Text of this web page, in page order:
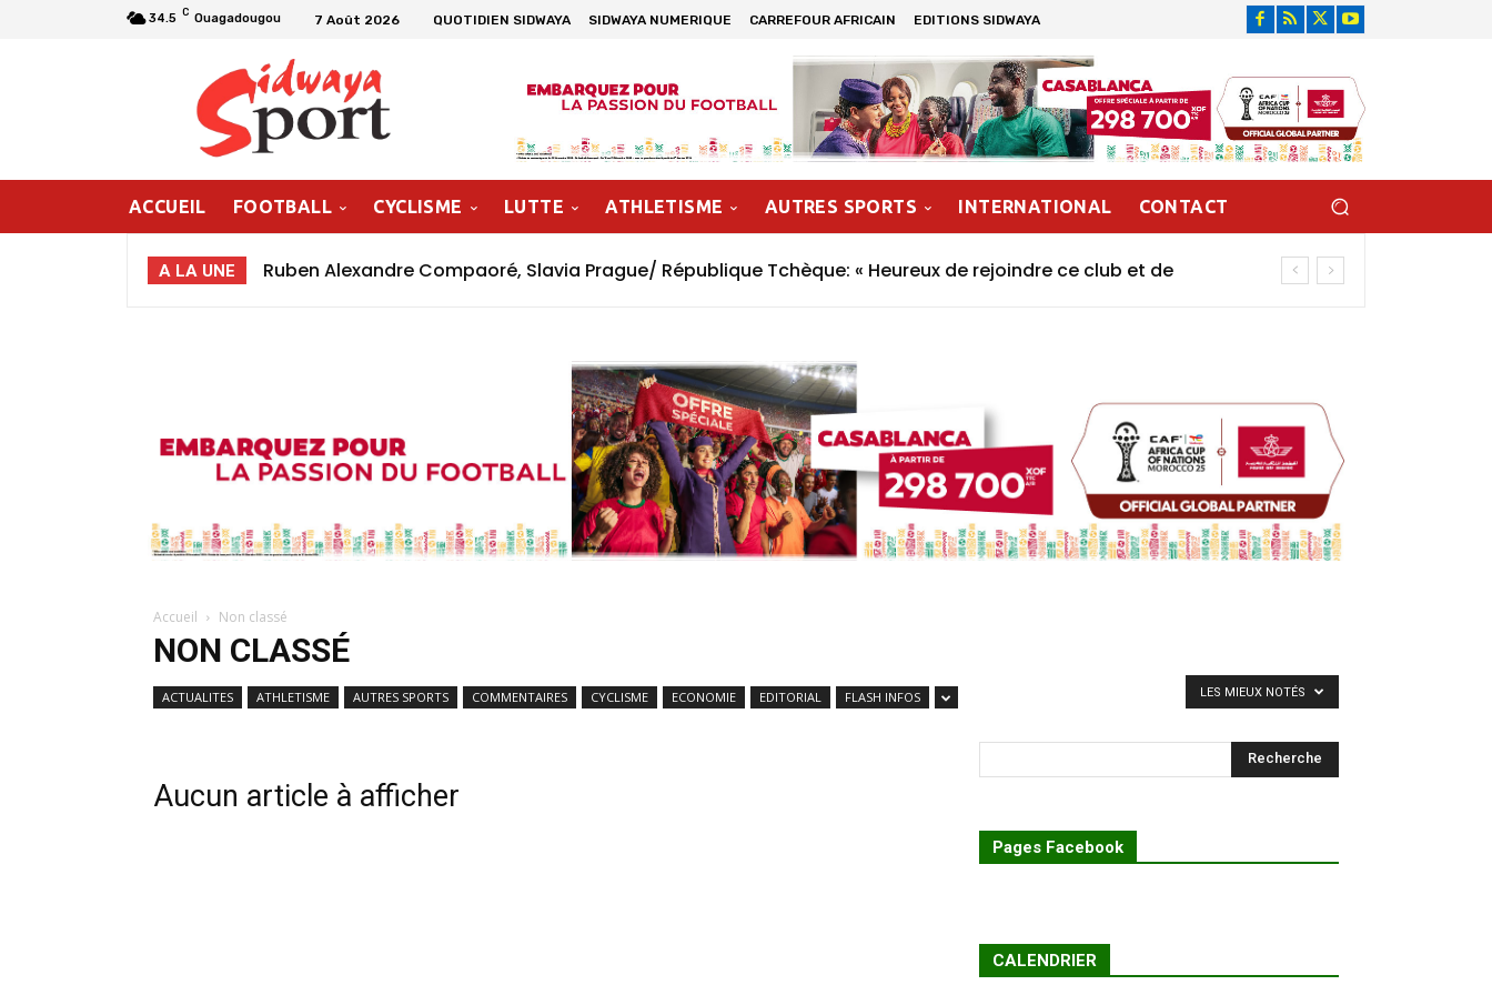
34.5 C Ouagadougou 7 Août 2026 QUOTIDIEN SIDWAYA SIDWAYA NUMERIQUE CARREFOUR AFRICAIN EDITIONS SIDWAYA
ACCUEIL FOOTBALL CYCLISME LUTTE ATHLETISME AUTRES SPORTS INTERNATIONAL CONTACT
A LA UNE
Ruben Alexandre Compaoré, Slavia Prague/ République Tchèque: « Heureux de rejoindre ce club et de
Accueil Non classé
NON CLASSÉ
ACTUALITES ATHLETISME AUTRES SPORTS COMMENTAIRES CYCLISME ECONOMIE EDITORIAL FLASH INFOS LES MIEUX NOTÉS
Aucun article à afficher
Pages Facebook
CALENDRIER